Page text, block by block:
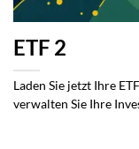
ETF 2
Laden Sie jetzt Ihre
verwalten Sie Ihre